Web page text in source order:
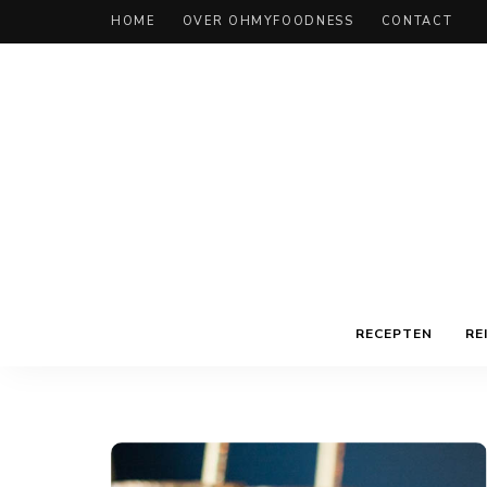
HOME OVER OHMYFOODNESS CONTACT
RECEPTEN